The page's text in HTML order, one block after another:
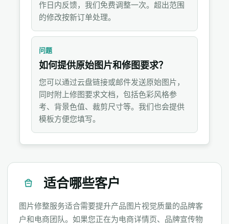
作日内反馈，我们免费调整一次。超出范围
的修改按新订单处理。
问题
如何提供原始图片和修图要求？
您可以通过云盘链接或邮件发送原始图片，
同时附上修图要求文档，包括色彩风格参
考、背景色值、裁剪尺寸等。我们也会提供
模板方便您填写。
适合哪些客户
图片修整服务适合需要提升产品图片视觉质量的品牌客
户和电商团队。如果您正在为电商详情页、品牌宣传物